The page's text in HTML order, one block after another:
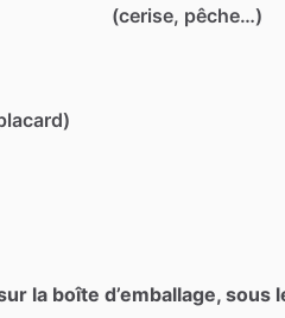
(cerise, pêche…)
la boîte d’emballage, sous